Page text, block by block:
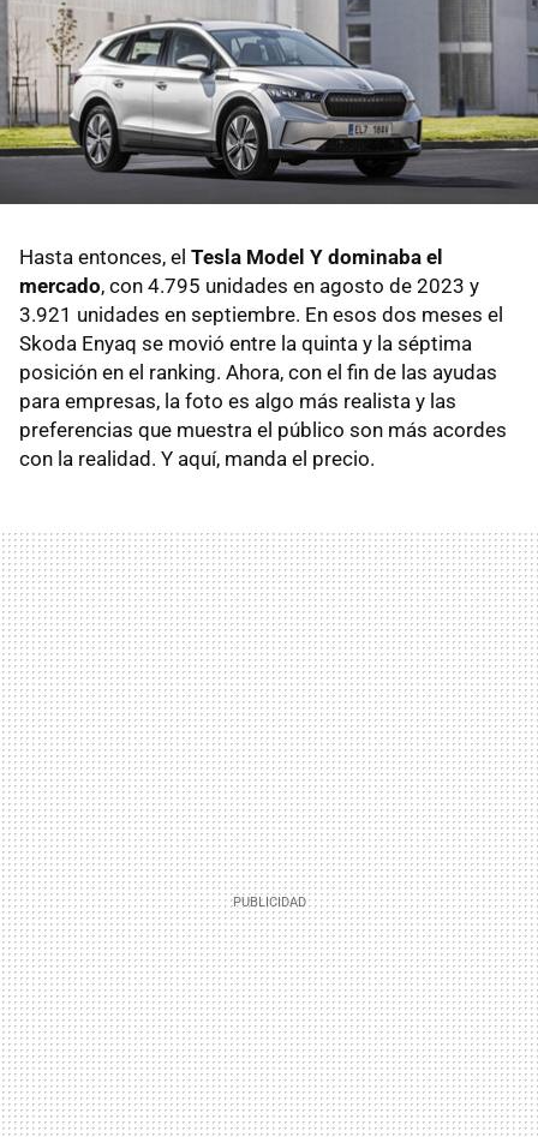
Hasta entonces, el Tesla Model Y dominaba el
mercado, con 4.795 unidades en agosto de 2023 y
3.921 unidades en septiembre. En esos dos meses el
Skoda Enyaq se movió entre la quinta y la séptima
posición en el ranking. Ahora, con el fin de las ayudas
para empresas, la foto es algo más realista y las
preferencias que muestra el público son más acordes
con la realidad. Y aquí, manda el precio.